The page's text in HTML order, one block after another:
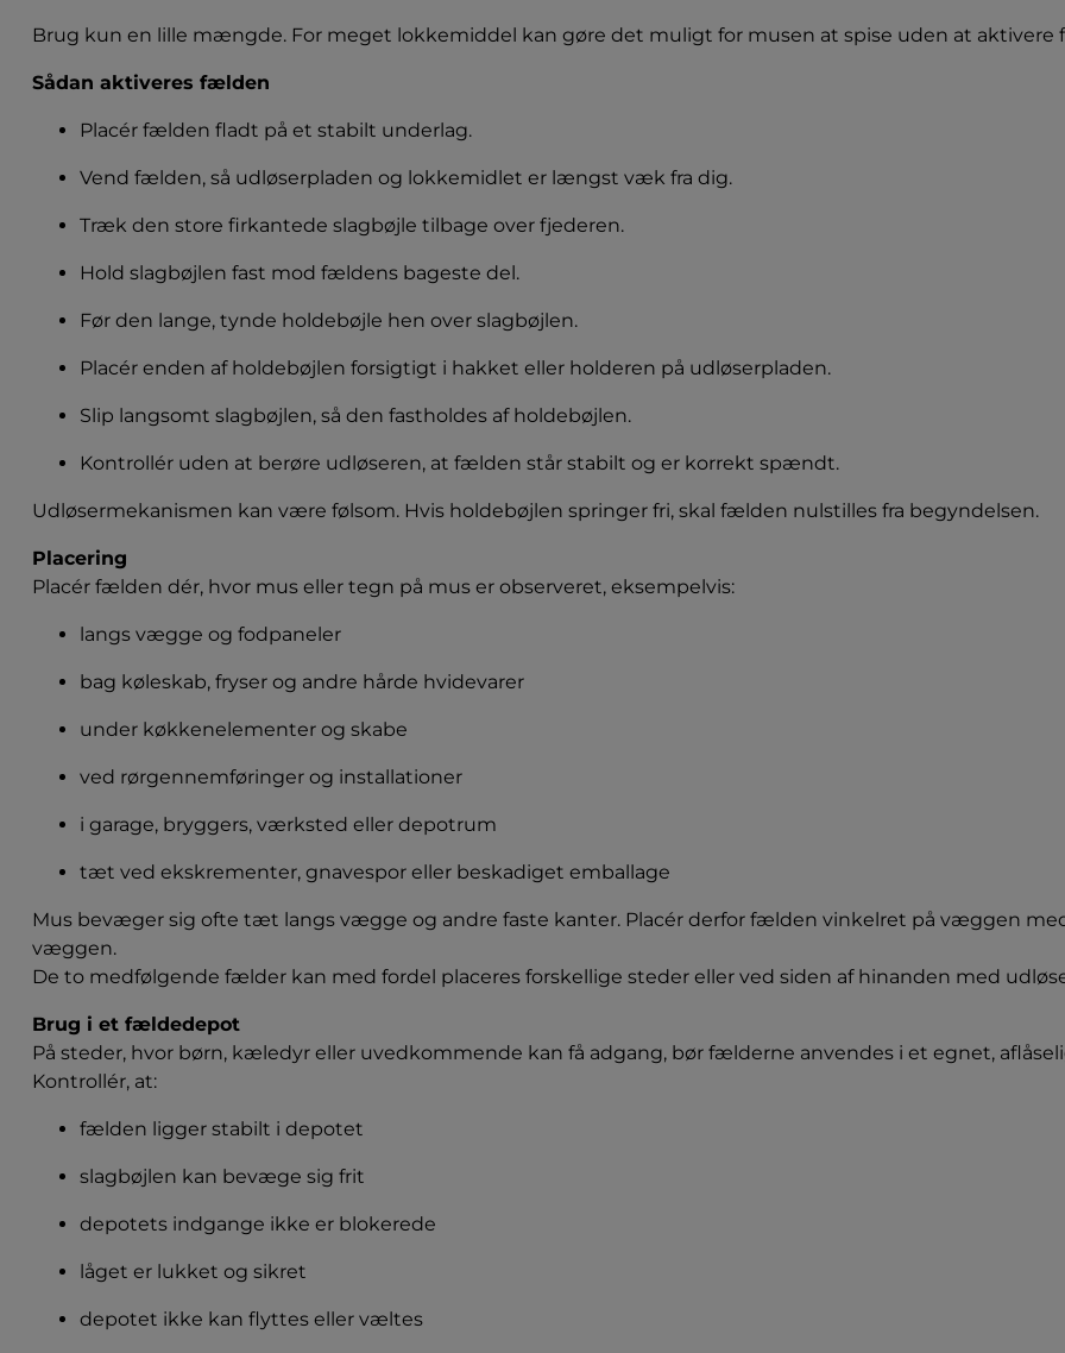
Brug kun en lille mængde. For meget lokkemiddel kan gøre det muligt for musen at spise uden at aktivere
Sådan aktiveres fælden
Placér fælden fladt på et stabilt underlag.
Vend fælden, så udløserpladen og lokkemidlet er længst væk fra dig.
Træk den store firkantede slagbøjle tilbage over fjederen.
Hold slagbøjlen fast mod fældens bageste del.
Før den lange, tynde holdebøjle hen over slagbøjlen.
Placér enden af holdebøjlen forsigtigt i hakket eller holderen på udløserpladen.
Slip langsomt slagbøjlen, så den fastholdes af holdebøjlen.
Kontrollér uden at berøre udløseren, at fælden står stabilt og er korrekt spændt.
Udløsermekanismen kan være følsom. Hvis holdebøjlen springer fri, skal fælden nulstilles fra begyndelsen.
Placering
Placér fælden dér, hvor mus eller tegn på mus er observeret, eksempelvis:
langs vægge og fodpaneler
bag køleskab, fryser og andre hårde hvidevarer
under køkkenelementer og skabe
ved rørgennemføringer og installationer
i garage, bryggers, værksted eller depotrum
tæt ved ekskrementer, gnavespor eller beskadiget emballage
Mus bevæger sig ofte tæt langs vægge og andre faste kanter. Placér derfor fælden vinkelret på væggen
væggen.
De to medfølgende fælder kan med fordel placeres forskellige steder eller ved siden af hinanden med
Brug i et fældedepot
På steder, hvor børn, kæledyr eller uvedkommende kan få adgang, bør fælderne anvendes i et egnet,
Kontrollér, at:
fælden ligger stabilt i depotet
slagbøjlen kan bevæge sig frit
depotets indgange ikke er blokerede
låget er lukket og sikret
depotet ikke kan flyttes eller væltes